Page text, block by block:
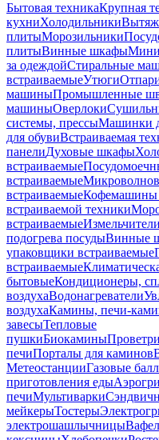
Бытовая техникаКрупная
кухниХолодильники
плитыМорозильники
плитыВинные шкафы
за одеждойСтиральные
встраиваемыеУтюги
машиныПромышленные
машиныОверлоки
системы, прессыМашинки
для обувиВстраиваемая
панелиДуховые шкафы
встраиваемые
встраиваемые
встраиваемыеКофемашины
встраиваемой техники
встраиваемые
подогрева посудыВинные
упаковщики встраиваемые
встраиваемые
бытовыеКондиционеры,
воздухаВодонагреватели
воздухаКамины, печи-
завесыТепловые
пушкиБиокамины
печиПорталы для каминов
МетеостанцииГазовые
приготовления еды
печиМультиварки
мейкерыТостеры
электрошашлычницы